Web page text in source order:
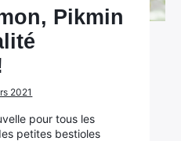
Pikmin
2021
pour tous les
petites bestioles